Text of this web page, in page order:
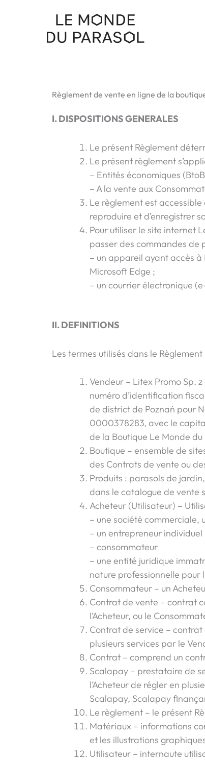
Règlement de vente en ligne de la
I. DISPOSITIONS GENERALES
Le présent Règlement
Le présent règlement
– Entités économiques
– A la vente aux
Le règlement est
reproduire et d’enregistrer
Pour utiliser le site internet
passer des commandes de
– un appareil ayant accès
Microsoft Edge ;
– un courrier électronique
II. DEFINITIONS
Les termes utilisés dans le
Vendeur – Litex Promo Sp.
numéro d’identification
de district de Poznań pour
0000378283, avec le
de la Boutique Le Monde
Boutique – ensemble de
des Contrats de vente ou
Produits : parasols de
dans le catalogue de vente
Acheteur (Utilisateur) –
– une société commerciale,
– un entrepreneur individuel
– consommateur
– une entité juridique
nature professionnelle pour
Consommateur – un
Contrat de vente – contrat
l’Acheteur, ou le
Contrat de service – contrat
plusieurs services par le
Contrat – comprend un
Scalapay – prestataire de
l’Acheteur de régler en
Scalapay, Scalapay
Le règlement – le présent
Matériaux – informations
et les illustrations
Utilisateur – internaute